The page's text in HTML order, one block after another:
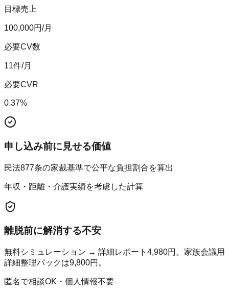
目標売上
100,000円/月
必要CV数
11件/月
必要CVR
0.37%
申し込み前に見せる価値
民法877条の家裁基準で公平な負担割合を算出
年収・距離・介護実績を考慮した計算
離脱前に解消する不安
無料シミュレーション → 詳細レポート4,980円。家族会議用
詳細整理パックは9,800円。
匿名で相談OK・個人情報不要